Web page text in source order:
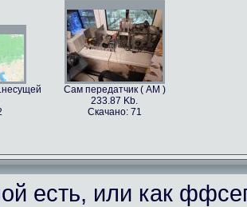
Сам передатчик ( АМ )
233.87 Kb.
Скачано: 71
есть, или как